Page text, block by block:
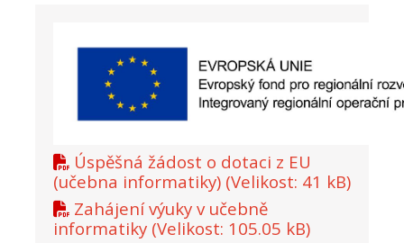
Úspěšná žádost o dotaci z EU
(učebna informatiky) (Velikost: 41 kB)
Zahájení výuky v učebně
informatiky (Velikost: 105.05 kB)